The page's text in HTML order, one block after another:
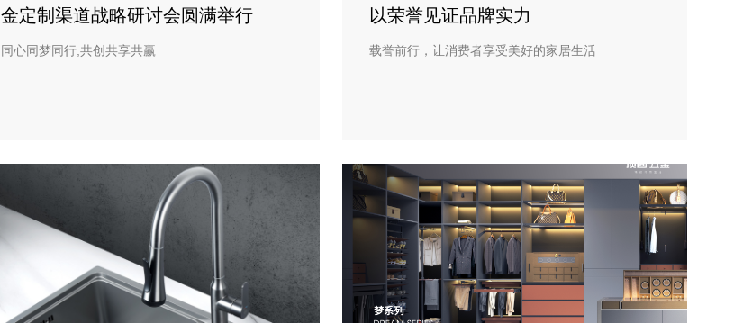
金定制渠道战略研讨会圆满举行
同心同梦同行,共创共享共赢
以荣誉见证品牌实力
载誉前行，让消费者享受美好的家居生活